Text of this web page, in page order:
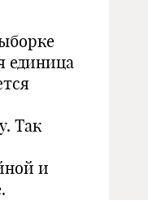
единица
Так
и